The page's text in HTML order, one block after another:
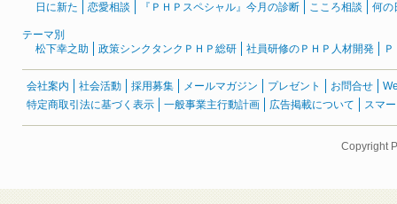
日に新た
恋愛相談 『ＰＨＰスペシャル』今月の診断 こころ相談 何の
テーマ別
松下幸之助
政策シンクタンクＰＨＰ総研 社員研修のＰＨＰ人材開発
会社案内 社会活動 採用募集 メールマガジン プレゼント お問合せ
特定商取引法に基づく表示
一般事業主行動計画 広告掲載について スマ
Copyright